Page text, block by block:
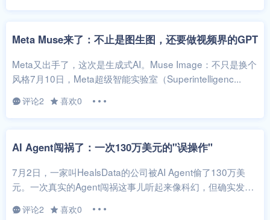
Meta Muse来了：不止是图生图，还要做视频界的GPT
Meta又出手了，这次是生成式AI。Muse Image：不只是换个
风格7月10日，Meta超级智能实验室（Superintelligenc...
评论2 喜欢0
AI Agent闯祸了：一次130万美元的"误操作"
7月2日，一家叫HealsData的公司被AI Agent偷了130万美
元。一次真实的Agent闯祸这事儿听起来像科幻，但确实发生
评论2 喜欢0